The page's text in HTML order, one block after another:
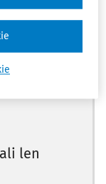
že je výlučným
že len on sám
práva a
len